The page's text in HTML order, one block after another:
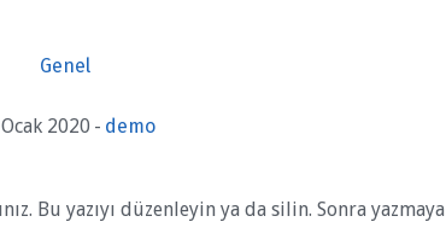
Genel
2020 demo
Bu yazıyı düzenleyin ya da silin. Sonra yazmaya